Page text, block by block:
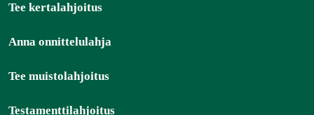
Tee kertalahjoitus
Anna onnittelulahja
Tee muistolahjoitus
Testamenttilahjoitus